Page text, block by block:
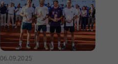
06.09.2025